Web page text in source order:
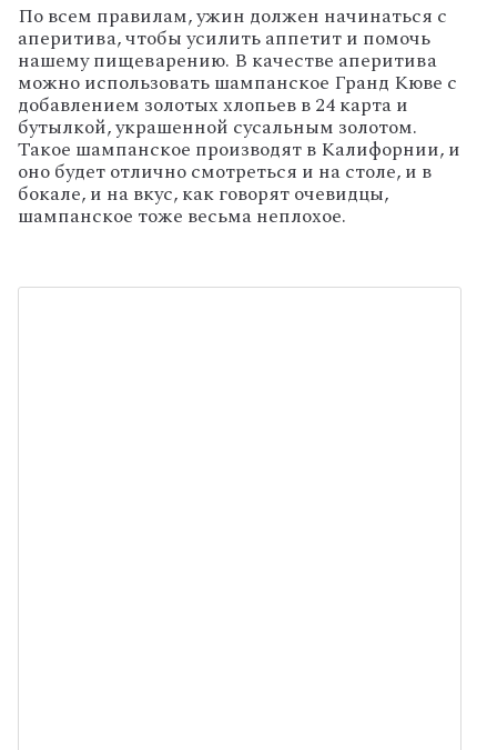
По всем правилам, ужин должен начинаться с
аперитива, чтобы усилить аппетит и помочь
нашему пищеварению. В качестве аперитива
можно использовать шампанское Гранд Кюве с
добавлением золотых хлопьев в 24 карта и
бутылкой, украшенной сусальным золотом.
Такое шампанское производят в Калифорнии, и
оно будет отлично смотреться и на столе, и в
бокале, и на вкус, как говорят очевидцы,
шампанское тоже весьма неплохое.